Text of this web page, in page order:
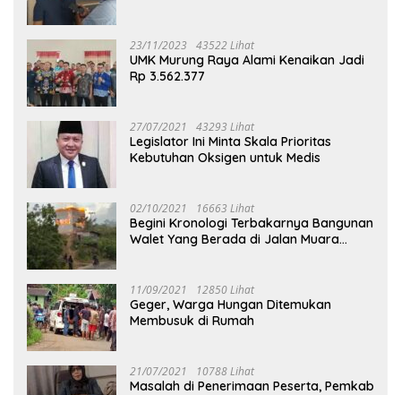
23/11/2023 43522 Lihat
UMK Murung Raya Alami Kenaikan Jadi
Rp 3.562.377
27/07/2021 43293 Lihat
Legislator Ini Minta Skala Prioritas
Kebutuhan Oksigen untuk Medis
02/10/2021 16663 Lihat
Begini Kronologi Terbakarnya Bangunan
Walet Yang Berada di Jalan Muara
11/09/2021 12850 Lihat
Geger, Warga Hungan Ditemukan
Membusuk di Rumah
21/07/2021 10788 Lihat
Masalah di Penerimaan Peserta, Pemkab